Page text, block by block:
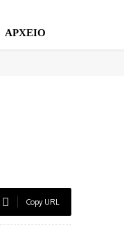
ΑΡΧΕΙΟ
Copy URL